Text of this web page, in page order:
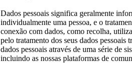
Dados pessoais significa geralmente
individualmente uma pessoa, e o
conexão com dados, como recolha,
pelo tratamento dos seus dados pessoais
dados pessoais através de uma série de
incluindo as nossas plataformas de